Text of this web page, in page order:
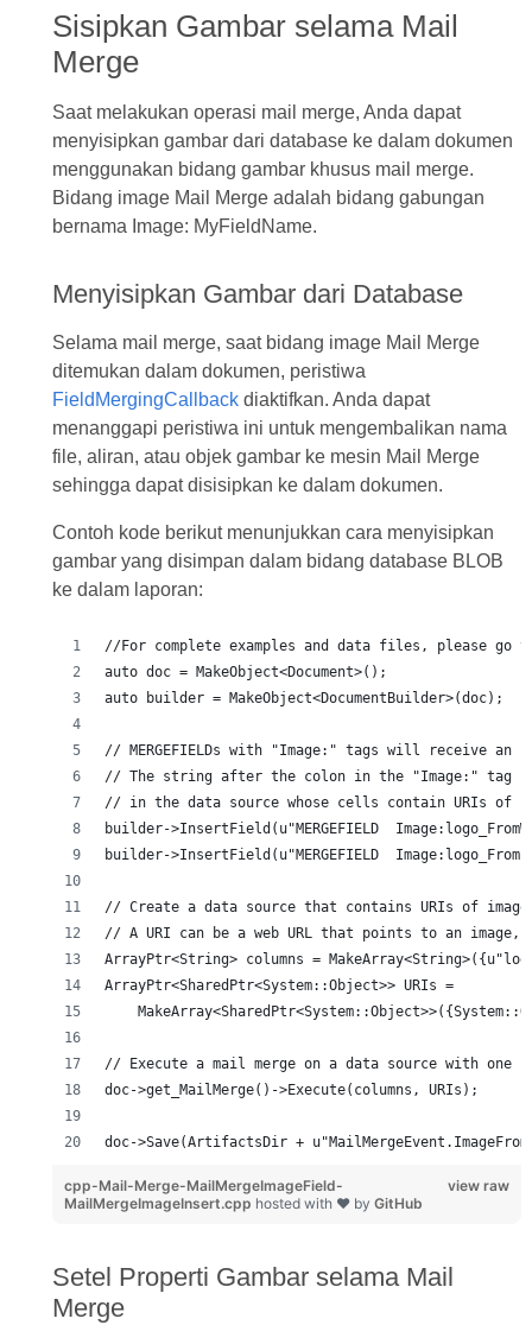
Sisipkan Gambar selama Mail
Merge
Saat melakukan operasi mail merge, Anda dapat
menyisipkan gambar dari database ke dalam dokumen
menggunakan bidang gambar khusus mail merge.
Bidang image Mail Merge adalah bidang gabungan
bernama Image: MyFieldName.
Menyisipkan Gambar dari Database
Selama mail merge, saat bidang image Mail Merge
ditemukan dalam dokumen, peristiwa
FieldMergingCallbackdiaktifkan. Anda dapat
menanggapi peristiwa ini untuk mengembalikan nama
file, aliran, atau objek gambar ke mesin Mail Merge
sehingga dapat disisipkan ke dalam dokumen.
Contoh kode berikut menunjukkan cara menyisipkan
gambar yang disimpan dalam bidang database BLOB
ke dalam laporan:
//For complete examples and data files, please go
auto doc = MakeObject<Document>();
auto builder = MakeObject<DocumentBuilder>(doc);
// MERGEFIELDs with "Image:" tags will receive an
// The string after the colon in the "Image:" tag
// in the data source whose cells contain URIs of
builder->InsertField(u"MERGEFIELD
builder->InsertField(u"MERGEFIELD
// Create a data source that contains URIs of
// A URI can be a web URL that points to an
ArrayPtr<String> columns =
ArrayPtr<SharedPtr<System::Object>> URIs =
// Execute a mail merge on a data source with one
doc->get_MailMerge()->Execute(columns, URIs);
doc->Save(ArtifactsDir +
view raw
cpp-Mail-Merge-MailMergeImageField-
MailMergeImageInsert.cpp hosted with ❤ by GitHub
Setel Properti Gambar selama Mail
Merge